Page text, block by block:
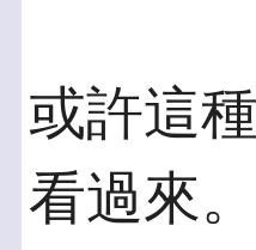
或許這
看過來